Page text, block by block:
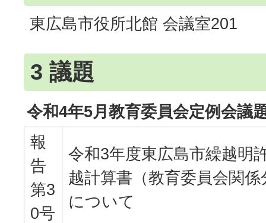
東広島市役所北館 会議室201
3 議題
令和4年5月教育委員会定例会議
報
告
第3
0号
令和3年度東広島市繰越明
越計算書（教育委員会関係
について